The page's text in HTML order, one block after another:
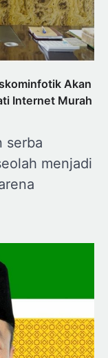
Akan
Internet Murah
serba
menjadi